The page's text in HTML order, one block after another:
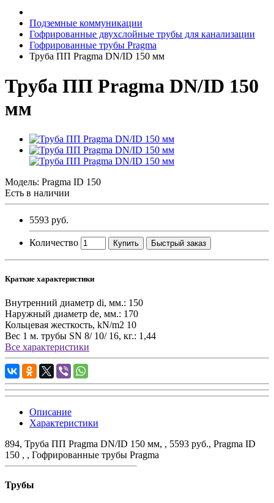
Подземные коммуникации
Гофрированные двухслойные трубы для канализации
Гофрированные трубы Pragma
Труба ПП Pragma DN/ID 150 мм
Труба ПП Pragma DN/ID 150
мм
Модель: Pragma ID 150
Есть в наличии
5593 руб.
Количество Купить Быстрый заказ
Краткие характеристики
Внутренний диаметр di, мм.: 150
Наружный диаметр de, мм.: 170
Кольцевая жесткость, kN/m2 10
Вес 1 м. трубы SN 8/ 10/ 16, кг.: 1,44
Все характеристики
Описание
Характеристики
894, Труба ПП Pragma DN/ID 150 мм, , 5593 руб., Pragma ID
150 , , Гофрированные трубы Pragma
Трубы